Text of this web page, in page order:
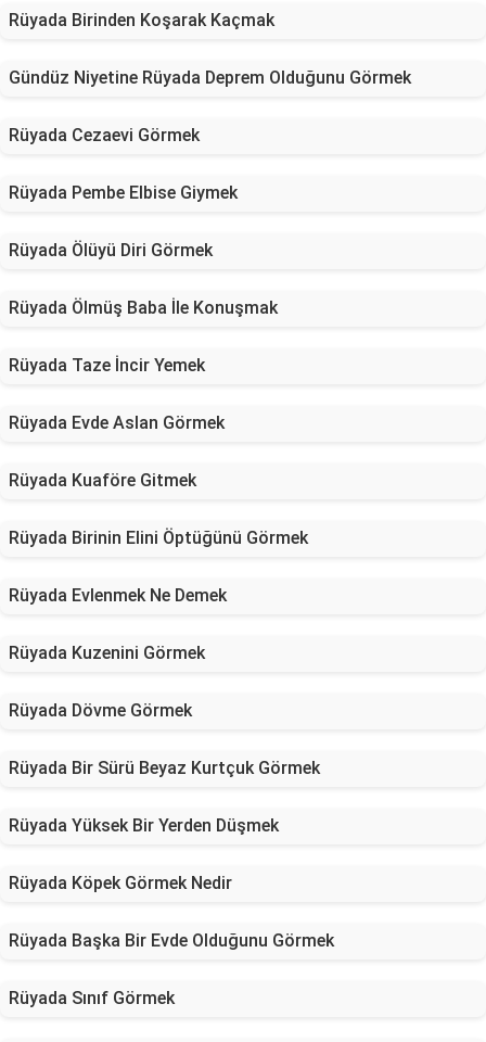
Rüyada Birinden Koşarak Kaçmak
Gündüz Niyetine Rüyada Deprem Olduğunu Görmek
Rüyada Cezaevi Görmek
Rüyada Pembe Elbise Giymek
Rüyada Ölüyü Diri Görmek
Rüyada Ölmüş Baba İle Konuşmak
Rüyada Taze İncir Yemek
Rüyada Evde Aslan Görmek
Rüyada Kuaföre Gitmek
Rüyada Birinin Elini Öptüğünü Görmek
Rüyada Evlenmek Ne Demek
Rüyada Kuzenini Görmek
Rüyada Dövme Görmek
Rüyada Bir Sürü Beyaz Kurtçuk Görmek
Rüyada Yüksek Bir Yerden Düşmek
Rüyada Köpek Görmek Nedir
Rüyada Başka Bir Evde Olduğunu Görmek
Rüyada Sınıf Görmek